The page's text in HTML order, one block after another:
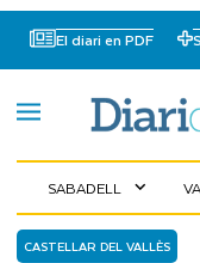
El diari en PDF
SABADELL expand_more
CASTELLAR DEL VALLÈS